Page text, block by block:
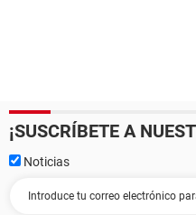
¡SUSCRÍBETE A
Noticias